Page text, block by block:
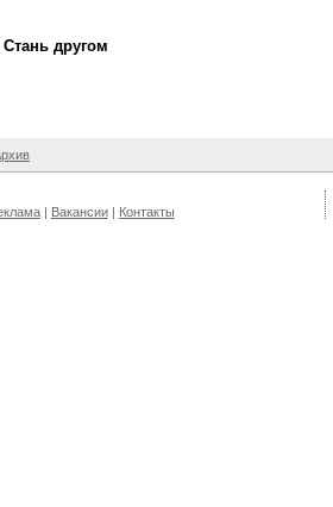
Стань другом
Вакансии Контакты